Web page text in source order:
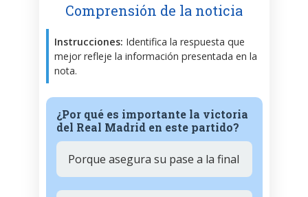
Comprensión de la noticia
Instrucciones: Identifica la respuesta que
mejor refleje la información presentada en la
nota.
¿Por qué es importante la victoria
del Real Madrid en este partido?
Porque asegura su pase a la final